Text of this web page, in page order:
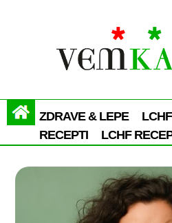
ZDRAVE & LEPE LCHF
RECEPTI
LCHF